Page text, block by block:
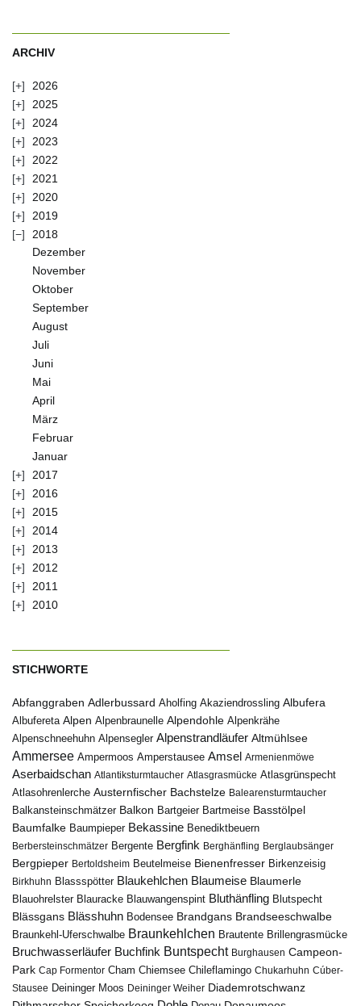
ARCHIV
2026
2025
2024
2023
2022
2021
2020
2019
2018
Dezember
November
Oktober
September
August
Juli
Juni
Mai
April
März
Februar
Januar
2017
2016
2015
2014
2013
2012
2011
2010
STICHWORTE
Abfanggraben Adlerbussard Aholfing Akaziendrossling Albufera
Albufereta Alpen Alpenbraunelle Alpendohle Alpenkrähe
Alpenschneehuhn Alpensegler Alpenstrandläufer Altmühlsee
Ammersee Ampermoos Amperstausee Amsel Armenienmöwe
Aserbaidschan Atlantiksturmtaucher Atlasgrasmücke Atlasgrünspecht
Atlasohrenlerche Austernfischer Bachstelze Balearensturmtaucher
Balkansteinschmätzer Balkon Bartgeier Bartmeise Basstölpel
Baumfalke Baumpieper Bekassine Benediktbeuern
Berbersteinschmätzer Bergente Bergfink Berghänfling Berglaubsänger
Bergpieper Bertoldsheim Beutelmeise Bienenfresser Birkenzeisig
Birkhuhn Blassspötter Blaukehlchen Blaumeise Blaumerle
Blauohrelster Blauracke Blauwangenspint Bluthänfling Blutspecht
Blässgans Blässhuhn Bodensee Brandgans Brandseeschwalbe
Braunkehl-Uferschwalbe Braunkehlchen Brautente Brillengrasmücke
Bruchwasserläufer Buchfink Buntspecht Burghausen Campeon-
Park Cap Formentor Cham Chiemsee Chileflamingo Chukarhuhn Cúber-
Stausee Deininger Moos Deininger Weiher Diademrotschwanz